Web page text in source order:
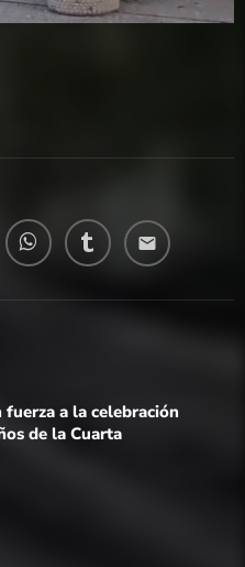
email
fuerza a la celebración
de la Cuarta